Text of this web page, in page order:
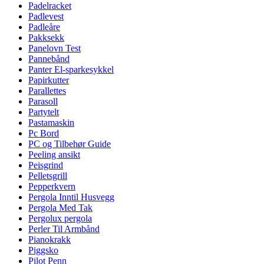
Padelracket
Padlevest
Padleåre
Pakksekk
Panelovn Test
Pannebånd
Panter El-sparkesykkel
Papirkutter
Parallettes
Parasoll
Partytelt
Pastamaskin
Pc Bord
PC og Tilbehør Guide
Peeling ansikt
Peisgrind
Pelletsgrill
Pepperkvern
Pergola Inntil Husvegg
Pergola Med Tak
Pergolux pergola
Perler Til Armbånd
Pianokrakk
Piggsko
Pilot Penn